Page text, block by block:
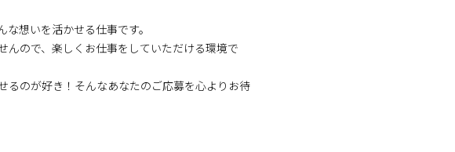
想いを活かせる仕事です。
んので、楽しくお仕事をしていただける環境で
るのが好き！そんなあなたのご応募を心よりお待